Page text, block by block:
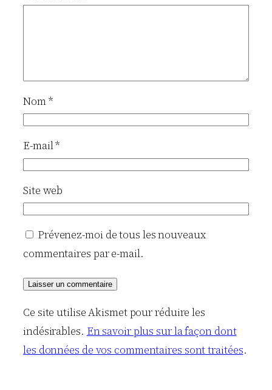
Nom*
E-mail*
Site web
Prévenez-moi de tous les nouveaux
commentaires par e-mail.
Ce site utilise Akismet pour réduire les
indésirables. En savoir plus sur la façon dont
les données de vos commentaires sont traitées.